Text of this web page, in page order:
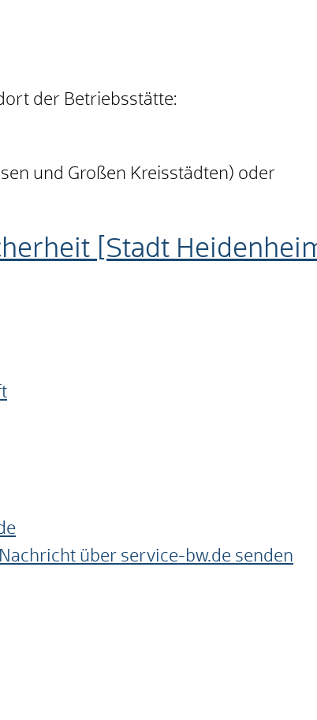
der Betriebsstätte:
und Großen Kreisstädten) oder
[Stadt
über service-bw.de senden